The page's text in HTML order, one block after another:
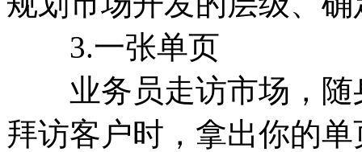
3.一张单页
业务员走访市场，随
拜访客户时，拿出你的